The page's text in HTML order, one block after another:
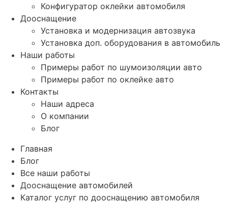
Конфигуратор оклейки автомобиля
Дооснащение
Установка и модернизация автозвука
Установка доп. оборудования в автомобиль
Наши работы
Примеры работ по шумоизоляции авто
Примеры работ по оклейке авто
Контакты
Наши адреса
О компании
Блог
Главная
Блог
Все наши работы
Дооснащение автомобилей
Каталог услуг по дооснащению автомобиля